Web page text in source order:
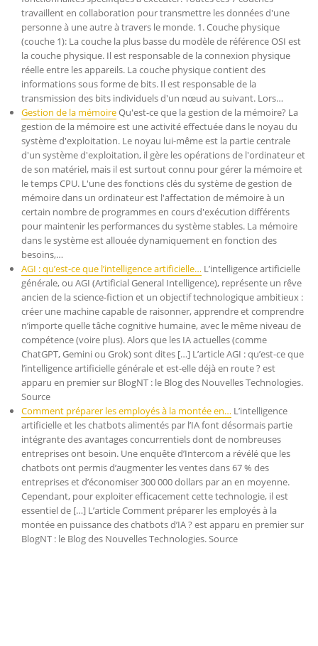
travaillent en collaboration pour transmettre les données d'une
personne à une autre à travers le monde. 1. Couche physique
(couche 1): La couche la plus basse du modèle de référence OSI est
la couche physique. Il est responsable de la connexion physique
réelle entre les appareils. La couche physique contient des
informations sous forme de bits. Il est responsable de la
transmission des bits individuels d'un nœud au suivant. Lors…
Gestion de la mémoireQu'est-ce que la gestion de la mémoire? La
gestion de la mémoire est une activité effectuée dans le noyau du
système d'exploitation. Le noyau lui-même est la partie centrale
d'un système d'exploitation, il gère les opérations de l'ordinateur et
de son matériel, mais il est surtout connu pour gérer la mémoire et
le temps CPU. L'une des fonctions clés du système de gestion de
mémoire dans un ordinateur est l'affectation de mémoire à un
certain nombre de programmes en cours d'exécution différents
pour maintenir les performances du système stables. La mémoire
dans le système est allouée dynamiquement en fonction des
besoins,…
AGI : qu’est-ce que l’intelligence artificielle… L’intelligence artificielle
générale, ou AGI (Artificial General Intelligence), représente un rêve
ancien de la science-fiction et un objectif technologique ambitieux :
créer une machine capable de raisonner, apprendre et comprendre
n’importe quelle tâche cognitive humaine, avec le même niveau de
compétence (voire plus). Alors que les IA actuelles (comme
ChatGPT, Gemini ou Grok) sont dites […] L’article AGI : qu’est-ce que
l’intelligence artificielle générale et est-elle déjà en route ? est
apparu en premier sur BlogNT : le Blog des Nouvelles Technologies.
Source
Comment préparer les employés à la montée en… L’intelligence
artificielle et les chatbots alimentés par l’IA font désormais partie
intégrante des avantages concurrentiels dont de nombreuses
entreprises ont besoin. Une enquête d’Intercom a révélé que les
chatbots ont permis d’augmenter les ventes dans 67 % des
entreprises et d’économiser 300 000 dollars par an en moyenne.
Cependant, pour exploiter efficacement cette technologie, il est
essentiel de […] L’article Comment préparer les employés à la
montée en puissance des chatbots d’IA ? est apparu en premier sur
BlogNT : le Blog des Nouvelles Technologies. Source